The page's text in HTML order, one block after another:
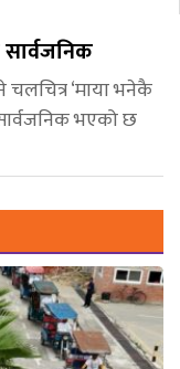
चलचित्र ‘माया भनेकै
भएको छ